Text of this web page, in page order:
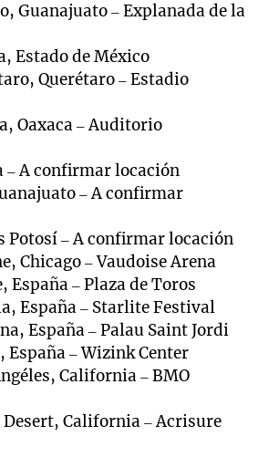
Guanajuato – Explanada de la
Estado de México
Querétaro – Estadio
Oaxaca – Auditorio
– A confirmar locación
– A confirmar
Potosí – A confirmar locación
Chicago – Vaudoise Arena
España – Plaza de Toros
España – Starlite Festival
España – Palau Saint Jordi
España – Wizink Center
California – BMO
Desert, California – Acrisure